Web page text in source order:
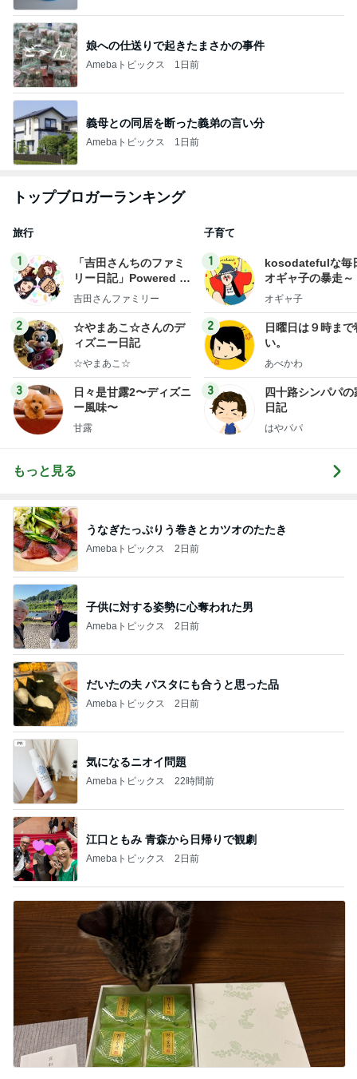
娘への仕送りで起きたまさかの事件
Amebaトピックス 1日前
義母との同居を断った義弟の言い分
Amebaトピックス 1日前
トップブロガーランキング
旅行
1
「吉田さんちのファミ
リー日記」Powered b
y Ameba 吉田さんファ
ログ
吉田さんファミリー
2
☆やまあこ☆さんのデ
ィズニー日記
☆やまあこ☆
3
日々是甘露2〜ディズニ
ー風味〜
甘露
子育て
1
kosodatefulな毎
オギャ子の暴走～
オギャ子
2
日曜日は９時まで
い。
あべかわ
3
四十路シンパパの
日記
はやパパ
もっと見る
うなぎたっぷりう巻きとカツオのたたき
Amebaトピックス 2日前
子供に対する姿勢に心奪われた男
Amebaトピックス 2日前
だいたの夫 パスタにも合うと思った品
Amebaトピックス 2日前
気になるニオイ問題
Amebaトピックス 22時間前
江口ともみ 青森から日帰りで観劇
Amebaトピックス 2日前